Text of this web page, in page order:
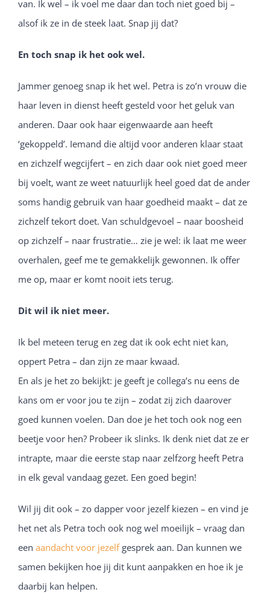
van. Ik wel – ik voel me daar dan toch niet goed bij –
alsof ik ze in de steek laat. Snap jij dat?
En toch snap ik het ook wel.
Jammer genoeg snap ik het wel. Petra is zo’n vrouw die
haar leven in dienst heeft gesteld voor het geluk van
anderen. Daar ook haar eigenwaarde aan heeft
‘gekoppeld’. Iemand die altijd voor anderen klaar staat
en zichzelf wegcijfert – en zich daar ook niet goed meer
bij voelt, want ze weet natuurlijk heel goed dat de ander
soms handig gebruik van haar goedheid maakt – dat ze
zichzelf tekort doet. Van schuldgevoel – naar boosheid
op zichzelf – naar frustratie… zie je wel: ik laat me weer
overhalen, geef me te gemakkelijk gewonnen. Ik offer
me op, maar er komt nooit iets terug.
Dit wil ik niet meer.
Ik bel meteen terug en zeg dat ik ook echt niet kan,
oppert Petra – dan zijn ze maar kwaad.
En als je het zo bekijkt: je geeft je collega’s nu eens de
kans om er voor jou te zijn – zodat zij zich daarover
goed kunnen voelen. Dan doe je het toch ook nog een
beetje voor hen? Probeer ik slinks. Ik denk niet dat ze er
intrapte, maar die eerste stap naar zelfzorg heeft Petra
in elk geval vandaag gezet. Een goed begin!
Wil jij dit ook – zo dapper voor jezelf kiezen – en vind je
het net als Petra toch ook nog wel moeilijk – vraag dan
een aandacht voor jezelfgesprek aan. Dan kunnen we
samen bekijken hoe jij dit kunt aanpakken en hoe ik je
daarbij kan helpen.